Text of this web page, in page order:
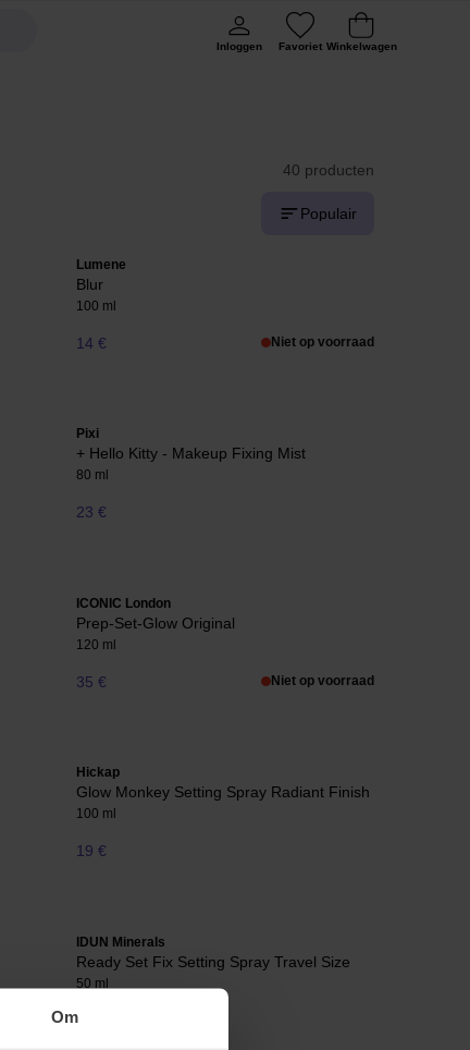
Om
Inloggen Favoriet Winkelwagen
40 producten
Populair
Lumene
Blur
100 ml
14 € Niet op voorraad
Pixi
+ Hello Kitty - Makeup Fixing Mist
80 ml
23 €
ICONIC London
Prep-Set-Glow Original
120 ml
35 € Niet op voorraad
Hickap
Glow Monkey Setting Spray Radiant Finish
100 ml
19 €
IDUN Minerals
Ready Set Fix Setting Spray Travel Size
50 ml
20 €